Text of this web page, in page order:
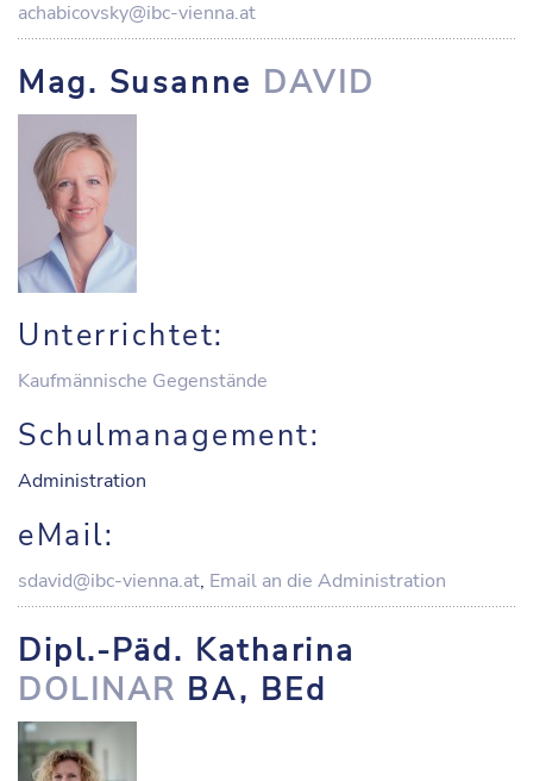
achabicovsky@ibc-vienna.at
Mag. Susanne DAVID
Unterrichtet:
Kaufmännische Gegenstände
Schulmanagement:
Administration
eMail:
sdavid@ibc-vienna.at, Email an die Administration
Dipl.-Päd. Katharina
DOLINAR BA, BEd